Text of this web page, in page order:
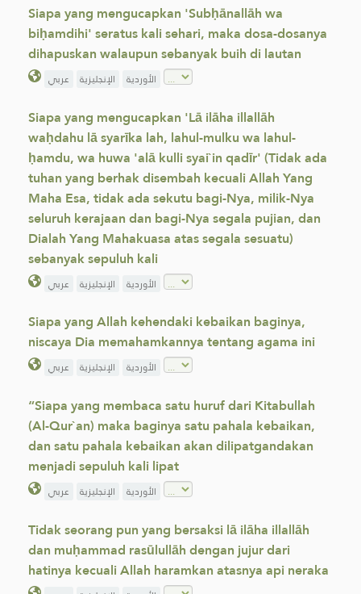
Siapa yang mengucapkan 'Subḥānallāh wa
biḥamdihi' seratus kali sehari, maka dosa-dosanya
dihapuskan walaupun sebanyak buih di lautan
عربي الإنجليزية الأوردية
Siapa yang mengucapkan 'Lā ilāha illallāh
waḥdahu lā syarīka lah, lahul-mulku wa lahul-
ḥamdu, wa huwa 'alā kulli syai`in qadīr' (Tidak ada
tuhan yang berhak disembah kecuali Allah Yang
Maha Esa, tidak ada sekutu bagi-Nya, milik-Nya
seluruh kerajaan dan bagi-Nya segala pujian, dan
Dialah Yang Mahakuasa atas segala sesuatu)
sebanyak sepuluh kali
عربي الإنجليزية الأوردية
Siapa yang Allah kehendaki kebaikan baginya,
niscaya Dia memahamkannya tentang agama ini
عربي الإنجليزية الأوردية
“Siapa yang membaca satu huruf dari Kitabullah
(Al-Qur`an) maka baginya satu pahala kebaikan,
dan satu pahala kebaikan akan dilipatgandakan
menjadi sepuluh kali lipat
عربي الإنجليزية الأوردية
Tidak seorang pun yang bersaksi lā ilāha illallāh
dan muḥammad rasūlullāh dengan jujur dari
hatinya kecuali Allah haramkan atasnya api neraka